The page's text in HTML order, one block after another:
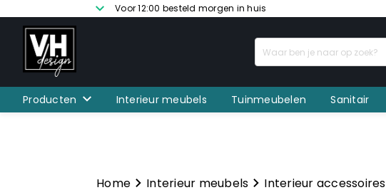
Voor 12:00 besteld morgen in huis
Producten Interieur meubels Tuinmeubelen Sanitair
Home Interieur meubels Interieur accessoires